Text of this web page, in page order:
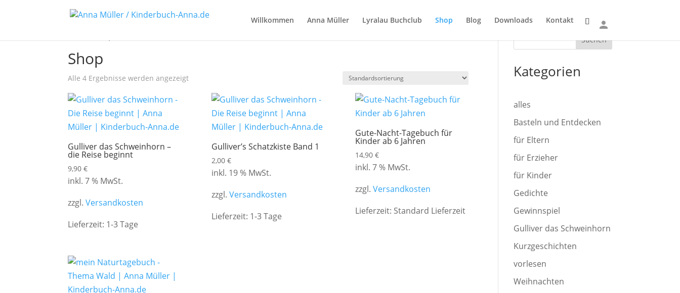
Willkommen Anna Müller Lyralau Buchclub Shop Blog Downloads Kontakt
Shop
Alle 4 Ergebnisse werden angezeigt
Gulliver das Schweinhorn –
die Reise beginnt
9,90€
inkl. 7 % MwSt.
zzgl.Versandkosten
Lieferzeit: 1-3 Tage
Gulliver’s Schatzkiste Band 1
2,00 €
inkl. 19 % MwSt.
zzgl. Versandkosten
Lieferzeit: 1-3 Tage
Gute-Nacht-Tagebuch für
Kinder ab 6 Jahren
14,90 €
inkl. 7 % MwSt.
zzgl. Versandkosten
Lieferzeit: Standard Lieferzeit
Suchen
Kategorien
alles
Basteln und Entdecken
für Eltern
für Erzieher
für Kinder
Gedichte
Gewinnspiel
Gulliver das Schweinhorn
Kurzgeschichten
vorlesen
Weihnachten